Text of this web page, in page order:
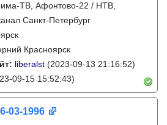
ТВ, Афонтово-22 / НТВ,
Санкт-Петербург
Красноярск
liberalst (2023-09-13 21:16:52)
09-15 15:52:43)
03-1996